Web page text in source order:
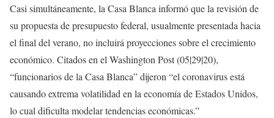
Casi simultáneamente, la Casa Blanca informó que la revisión de
su propuesta de presupuesto federal, usualmente presentada hacia
el final del verano, no incluirá proyecciones sobre el crecimiento
económico. Citados en el Washington Post (05|29|20),
“funcionarios de la Casa Blanca” dijeron “el coronavirus está
causando extrema volatilidad en la economía de Estados Unidos,
lo cual dificulta modelar tendencias económicas.”